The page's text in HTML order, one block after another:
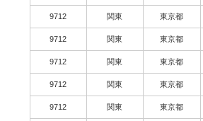
9712 関東 東京都
9712 関東 東京都
9712 関東 東京都
9712 関東 東京都
9712 関東 東京都